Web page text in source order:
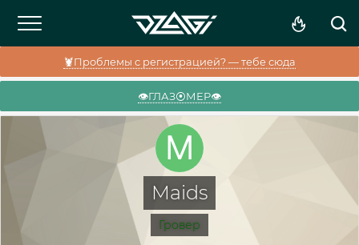
🦞Проблемы с регистрацией? — тебе сюда
👁️ГЛАЗ⦿МЕР👁️
Maids
Гровер